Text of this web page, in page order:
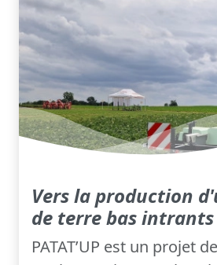
Vers la production
de terre bas intrants
PATAT’UP est un projet